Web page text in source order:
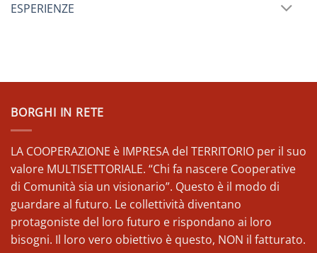
ESPERIENZE
BORGHI IN RETE
LA COOPERAZIONE è IMPRESA del TERRITORIO per il suo
valore MULTISETTORIALE. “Chi fa nascere Cooperative
di Comunità sia un visionario”. Questo è il modo di
guardare al futuro. Le collettività diventano
protagoniste del loro futuro e rispondano ai loro
bisogni. Il loro vero obiettivo è questo, NON il fatturato.